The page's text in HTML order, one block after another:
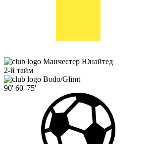
Манчестер Юнайтед
2-й тайм
Bodo/Glimt
90' 60' 75'